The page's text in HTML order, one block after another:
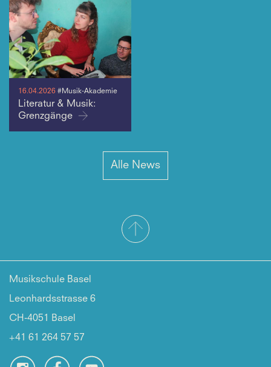
16.04.2026 #Musik-Akademie
Literatur & Musik:
Grenzgänge
Alle News
Musikschule Basel
Leonhardsstrasse 6
CH-4051 Basel
+41 61 264 57 57